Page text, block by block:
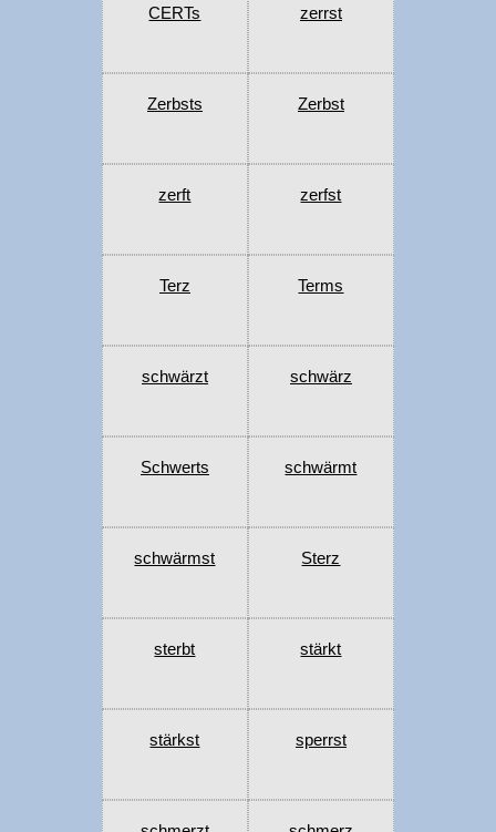
CERTs zerrst
Zerbsts Zerbst
zerft zerfst
Terz Terms
schwärzt schwärz
Schwerts schwärmt
schwärmst Sterz
sterbt stärkt
stärkst sperrst